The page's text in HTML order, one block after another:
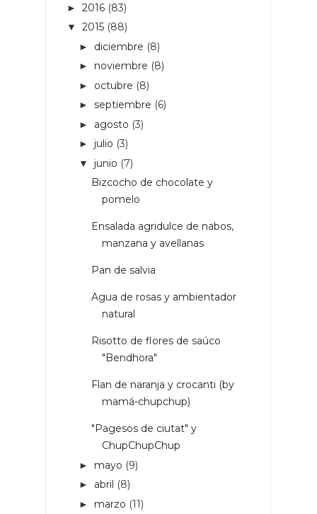
► 2016 (83)
▼ 2015 (88)
► diciembre (8)
► noviembre (8)
► octubre (8)
► septiembre (6)
► agosto (3)
► julio (3)
▼ junio (7)
Bizcocho de chocolate y
pomelo
Ensalada agridulce de nabos,
manzana y avellanas
Pan de salvia
Agua de rosas y ambientador
natural
Risotto de flores de saúco
"Bendhora"
Flan de naranja y crocanti (by
mamá-chupchup)
"Pagesos de ciutat" y
ChupChupChup
► mayo (9)
► abril (8)
► marzo (11)